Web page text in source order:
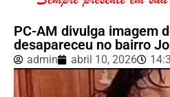
PC-AM divulga imagem
desapareceu no bairro
admin abril 10, 2026